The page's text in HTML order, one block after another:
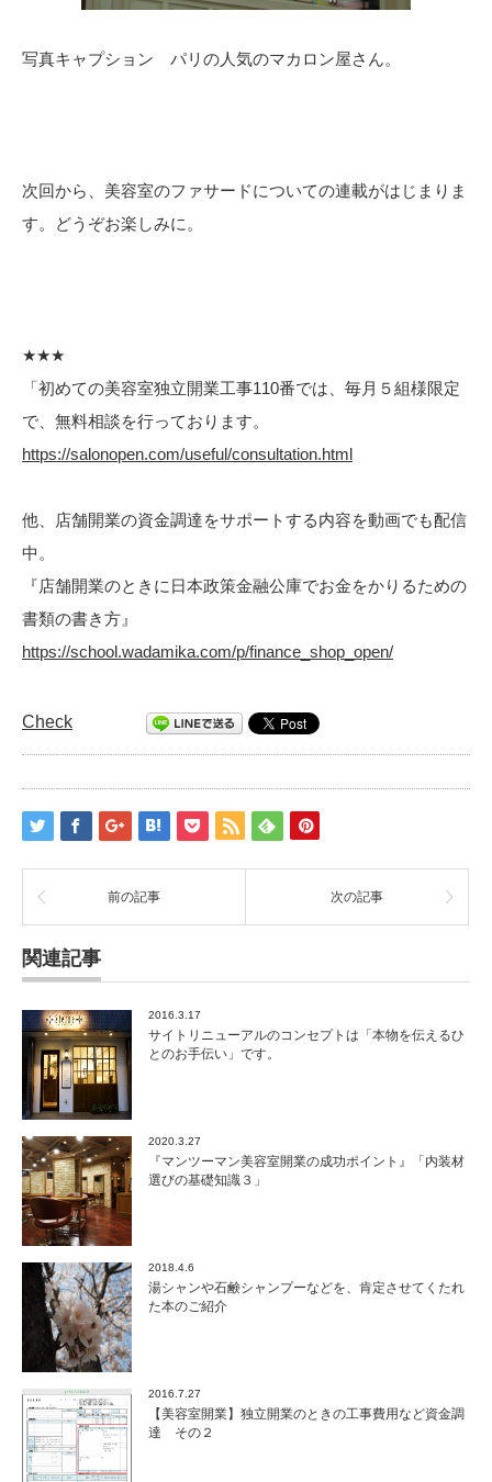
写真キャプション パリの人気のマカロン屋さん。
次回から、美容室のファサードについての連載がはじまりま
す。どうぞお楽しみに。
★★★
「初めての美容室独立開業工事110番では、毎月５組様限定
で、無料相談を行っております。
https://salonopen.com/useful/consultation.html
他、店舗開業の資金調達をサポートする内容を動画でも配信
中。
『店舗開業のときに日本政策金融公庫でお金をかりるための
書類の書き方』
https://school.wadamika.com/p/finance_shop_open/
Check
前の記事 次の記事
関連記事
2016.3.17
サイトリニューアルのコンセプトは「本物を伝えるひ
とのお手伝い」です。
2020.3.27
『マンツーマン美容室開業の成功ポイント』「内装材
選びの基礎知識３」
2018.4.6
湯シャンや石鹸シャンプーなどを、肯定させてくたれ
た本のご紹介
2016.7.27
【美容室開業】独立開業のときの工事費用など資金調
達 その２